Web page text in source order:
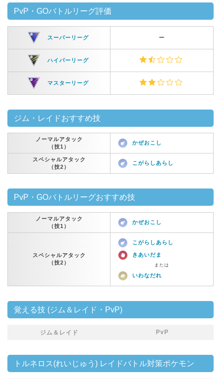
PvP・GOバトルリーグ評価
スーパーリーグ ー
ハイパーリーグ
マスターリーグ
ジム・レイドおすすめ技
ノーマルアタック
（技1）
かぜおこし
スペシャルアタック
（技2）
こがらしあらし
PvP・GOバトルリーグおすすめ技
ノーマルアタック
（技1）
かぜおこし
スペシャルアタック
（技2）
こがらしあらし
きあいだま
または
いわなだれ
覚える技 (ジム＆レイド・PvP)
ジム＆レイド PvP
トルネロス(れいじゅう) レイドバトル対策ポケモン